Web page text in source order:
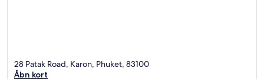
28 Patak Road, Karon, Phuket, 83100
Åbn kort